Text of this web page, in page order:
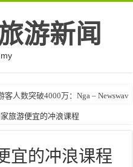
游新闻
人数突破4000万：Nga – Newswav
旅游便宜的冲浪课程
宜的冲浪课程